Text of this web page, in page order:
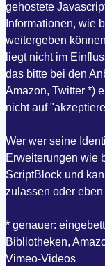
gehostete
Informationen, wie
weitergeben
liegt nicht im
das bitte bei den
Amazon, Twitter *)
nicht auf
Wer wer seine
Erweiterungen wie
ScriptBlock und
zulassen oder
* genauer:
Bibliotheken,
Vimeo-Videos